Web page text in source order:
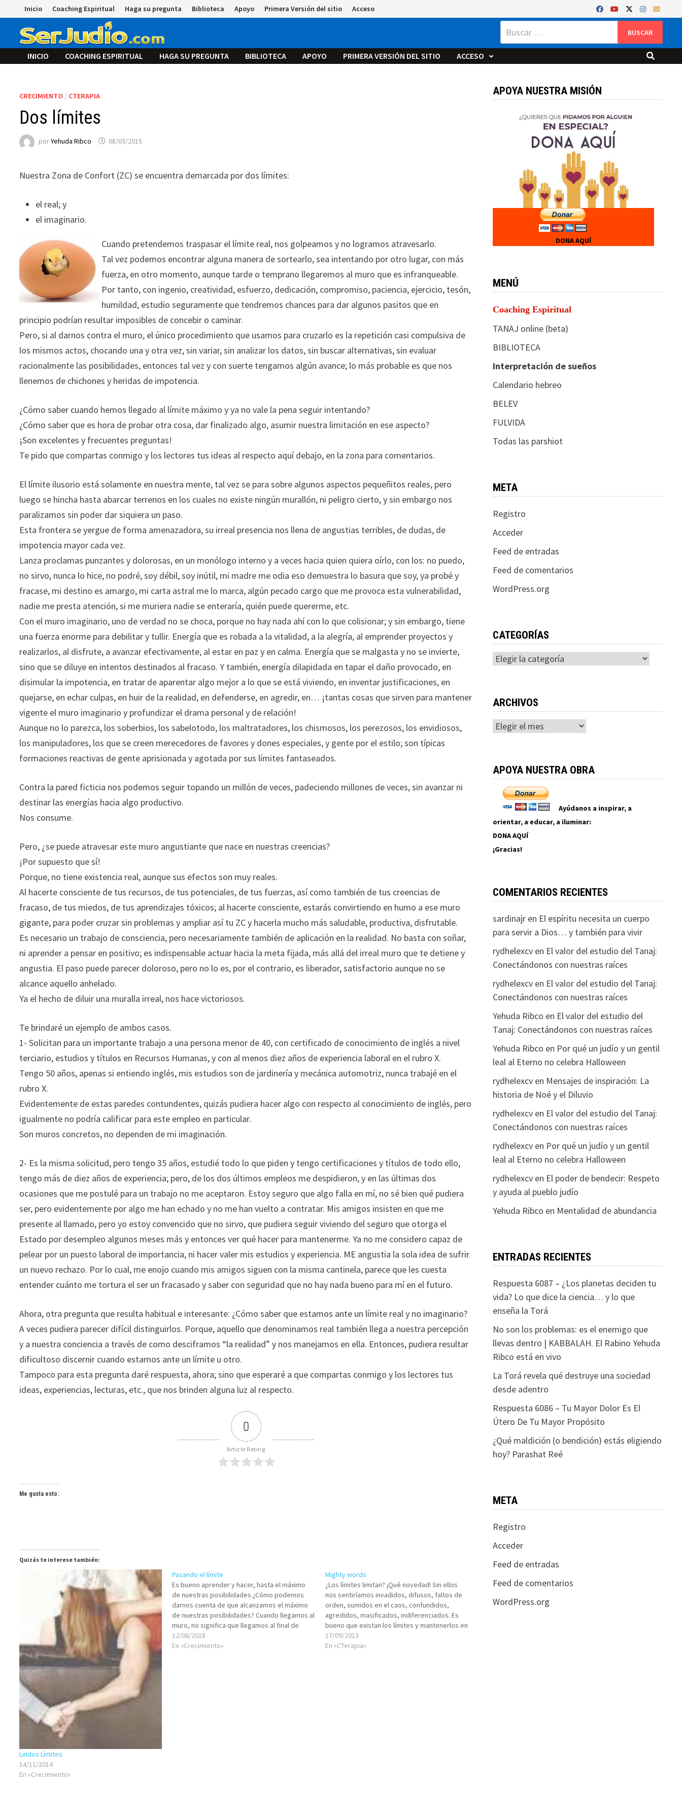
al
contenido
Inicio Coaching Espiritual Haga su pregunta Biblioteca Apoyo Primera Versión del sitio Acceso
Buscar:
INICIO COACHING ESPIRITUAL HAGA SU PREGUNTA BIBLIOTECA APOYO PRIMERA VERSIÓN DEL SITIO ACCESO
CRECIMIENTO / CTERAPIA
Dos límites
porYehuda Ribco 08/03/2015
Nuestra Zona de Confort (ZC) se encuentra demarcada por dos límites:
el real; y
el imaginario.
Cuando pretendemos traspasar el límite real, nos golpeamos y no logramos atravesarlo.
Tal vez podemos encontrar alguna manera de sortearlo, sea intentando por otro lugar, con más
fuerza, en otro momento, aunque tarde o temprano llegaremos al muro que es infranqueable.
Por tanto, con ingenio, creatividad, esfuerzo, dedicación, compromiso, paciencia, ejercicio, tesón,
humildad, estudio seguramente que tendremos chances para dar algunos pasitos que en
principio podrían resultar imposibles de concebir o caminar.
Pero, si al darnos contra el muro, el único procedimiento que usamos para cruzarlo es la repetición casi compulsiva de
los mismos actos, chocando una y otra vez, sin variar, sin analizar los datos, sin buscar alternativas, sin evaluar
racionalmente las posibilidades, entonces tal vez y con suerte tengamos algún avance; lo más probable es que nos
llenemos de chichones y heridas de impotencia.
¿Cómo saber cuando hemos llegado al límite máximo y ya no vale la pena seguir intentando?
¿Cómo saber que es hora de probar otra cosa, dar finalizado algo, asumir nuestra limitación en ese aspecto?
¡Son excelentes y frecuentes preguntas!
Te pido que compartas conmigo y los lectores tus ideas al respecto aquí debajo, en la zona para comentarios.
El límite ilusorio está solamente en nuestra mente, tal vez se para sobre algunos aspectos pequeñitos reales, pero
luego se hincha hasta abarcar terrenos en los cuales no existe ningún murallón, ni peligro cierto, y sin embargo nos
paralizamos sin poder dar siquiera un paso.
Esta frontera se yergue de forma amenazadora, su irreal presencia nos llena de angustias terribles, de dudas, de
impotencia mayor cada vez.
Lanza proclamas punzantes y dolorosas, en un monólogo interno y a veces hacia quien quiera oírlo, con los: no puedo,
no sirvo, nunca lo hice, no podré, soy débil, soy inútil, mi madre me odia eso demuestra lo basura que soy, ya probé y
fracase, mi destino es amargo, mi carta astral me lo marca, algún pecado cargo que me provoca esta vulnerabilidad,
nadie me presta atención, si me muriera nadie se enteraría, quién puede quererme, etc.
Con el muro imaginario, uno de verdad no se choca, porque no hay nada ahí con lo que colisionar; y sin embargo, tiene
una fuerza enorme para debilitar y tullir. Energía que es robada a la vitalidad, a la alegría, al emprender proyectos y
realizarlos, al disfrute, a avanzar efectivamente, al estar en paz y en calma. Energía que se malgasta y no se invierte,
sino que se diluye en intentos destinados al fracaso. Y también, energía dilapidada en tapar el daño provocado, en
disimular la impotencia, en tratar de aparentar algo mejor a lo que se está viviendo, en inventar justificaciones, en
quejarse, en echar culpas, en huir de la realidad, en defenderse, en agredir, en… ¡tantas cosas que sirven para mantener
vigente el muro imaginario y profundizar el drama personal y de relación!
Aunque no lo parezca, los soberbios, los sabelotodo, los maltratadores, los chismosos, los perezosos, los envidiosos,
los manipuladores, los que se creen merecedores de favores y dones especiales, y gente por el estilo; son típicas
formaciones reactivas de gente aprisionada y agotada por sus límites fantaseados.
Contra la pared ficticia nos podemos seguir topando un millón de veces, padeciendo millones de veces, sin avanzar ni
destinar las energías hacia algo productivo.
Nos consume.
Pero, ¿se puede atravesar este muro angustiante que nace en nuestras creencias?
¡Por supuesto que sí!
Porque, no tiene existencia real, aunque sus efectos son muy reales.
Al hacerte consciente de tus recursos, de tus potenciales, de tus fuerzas, así como también de tus creencias de
fracaso, de tus miedos, de tus aprendizajes tóxicos; al hacerte consciente, estarás convirtiendo en humo a ese muro
gigante, para poder cruzar sin problemas y ampliar así tu ZC y hacerla mucho más saludable, productiva, disfrutable.
Es necesario un trabajo de consciencia, pero necesariamente también de aplicación en la realidad. No basta con soñar,
ni aprender a pensar en positivo; es indispensable actuar hacia la meta fijada, más allá del irreal muro que te detiene y
angustia. El paso puede parecer doloroso, pero no lo es, por el contrario, es liberador, satisfactorio aunque no se
alcance aquello anhelado.
Ya el hecho de diluir una muralla irreal, nos hace victoriosos.
Te brindaré un ejemplo de ambos casos.
1- Solicitan para un importante trabajo a una persona menor de 40, con certificado de conocimiento de inglés a nivel
terciario, estudios y títulos en Recursos Humanas, y con al menos diez años de experiencia laboral en el rubro X.
Tengo 50 años, apenas si entiendo inglés, mis estudios son de jardinería y mecánica automotriz, nunca trabajé en el
rubro X.
Evidentemente de estas paredes contundentes, quizás pudiera hacer algo con respecto al conocimiento de inglés, pero
igualmente no podría calificar para este empleo en particular.
Son muros concretos, no dependen de mi imaginación.
2- Es la misma solicitud, pero tengo 35 años, estudié todo lo que piden y tengo certificaciones y títulos de todo ello,
tengo más de diez años de experiencia; pero, de los dos últimos empleos me despidieron, y en las últimas dos
ocasiones que me postulé para un trabajo no me aceptaron. Estoy seguro que algo falla en mí, no sé bien qué pudiera
ser, pero evidentemente por algo me han echado y no me han vuelto a contratar. Mis amigos insisten en que me
presente al llamado, pero yo estoy convencido que no sirvo, que pudiera seguir viviendo del seguro que otorga el
Estado por desempleo algunos meses más y entonces ver qué hacer para mantenerme. Ya no me considero capaz de
pelear por un puesto laboral de importancia, ni hacer valer mis estudios y experiencia. ME angustia la sola idea de sufrir
un nuevo rechazo. Por lo cual, me enojo cuando mis amigos siguen con la misma cantinela, parece que les cuesta
entender cuánto me tortura el ser un fracasado y saber con seguridad que no hay nada bueno para mí en el futuro.
Ahora, otra pregunta que resulta habitual e interesante: ¿Cómo saber que estamos ante un límite real y no imaginario?
A veces pudiera parecer difícil distinguirlos. Porque, aquello que denominamos real también llega a nuestra percepción
y a nuestra conciencia a través de como desciframos “la realidad” y nos manejamos en ella. Entonces, pudiera resultar
dificultoso discernir cuando estamos ante un límite u otro.
Tampoco para esta pregunta daré respuesta, ahora; sino que esperaré a que compartas conmigo y los lectores tus
ideas, experiencias, lecturas, etc., que nos brinden alguna luz al respecto.
0
Article Rating
Me gusta esto:
Quizás te interese también:
Lindos Límites
14/11/2014
En «Crecimiento»
Pasando el límite
Es bueno aprender y hacer, hasta el máximo
de nuestras posibilidades.¿Cómo podemos
darnos cuenta de que alcanzamos el máximo
de nuestras posibilidades? Cuando llegamos al
muro, no significa que llegamos al final de
nuestro camino, sino que es hora de buscar un
sendero alternativo, o una escalera para
12/06/2018
En «Crecimiento»
Mighty words
¿Los límites limitan? ¡Qué novedad! Sin ellos
nos sentiríamos invadidos, difusos, faltos de
orden, sumidos en el caos, confundidos,
agredidos, masificados, indiferenciados. Es
bueno que existan los límites y mantenerlos en
el lugar apropiado, para que lo interno/íntimo
permanezca así en tanto se comparte con
17/09/2013
En «CTerapia»
APOYA NUESTRA MISIÓN
DONA AQUÍ
MENÚ
Coaching Espiritual
TANAJ online (beta)
BIBLIOTECA
Interpretación de sueños
Calendario hebreo
BELEV
FULVIDA
Todas las parshiot
META
Registro
Acceder
Feed de entradas
Feed de comentarios
WordPress.org
CATEGORÍAS
Categorías
ARCHIVOS
Archivos
APOYA NUESTRA OBRA
Ayúdanos a inspirar, a
orientar, a educar, a iluminar:
DONA AQUÍ
¡Gracias!
COMENTARIOS RECIENTES
sardinajren El espíritu necesita un cuerpo
para servir a Dios… y también para vivir
rydhelexcven El valor del estudio del Tanaj:
Conectándonos con nuestras raíces
rydhelexcven El valor del estudio del Tanaj:
Conectándonos con nuestras raíces
Yehuda Ribco en El valor del estudio del
Tanaj: Conectándonos con nuestras raíces
Yehuda Ribco en Por qué un judío y un gentil
leal al Eterno no celebra Halloween
rydhelexcven Mensajes de inspiración: La
historia de Noé y el Diluvio
rydhelexcven El valor del estudio del Tanaj:
Conectándonos con nuestras raíces
rydhelexcven Por qué un judío y un gentil
leal al Eterno no celebra Halloween
rydhelexcven El poder de bendecir: Respeto
y ayuda al pueblo judío
Yehuda Ribco en Mentalidad de abundancia
ENTRADAS RECIENTES
Respuesta 6087 – ¿Los planetas deciden tu
vida? Lo que dice la ciencia… y lo que
enseña la Torá
No son los problemas: es el enemigo que
llevas dentro | KABBALAH. El Rabino Yehuda
Ribco está en vivo
La Torá revela qué destruye una sociedad
desde adentro
Respuesta 6086 – Tu Mayor Dolor Es El
Útero De Tu Mayor Propósito
¿Qué maldición (o bendición) estás eligiendo
hoy? Parashat Reé
META
Registro
Acceder
Feed de entradas
Feed de comentarios
WordPress.org